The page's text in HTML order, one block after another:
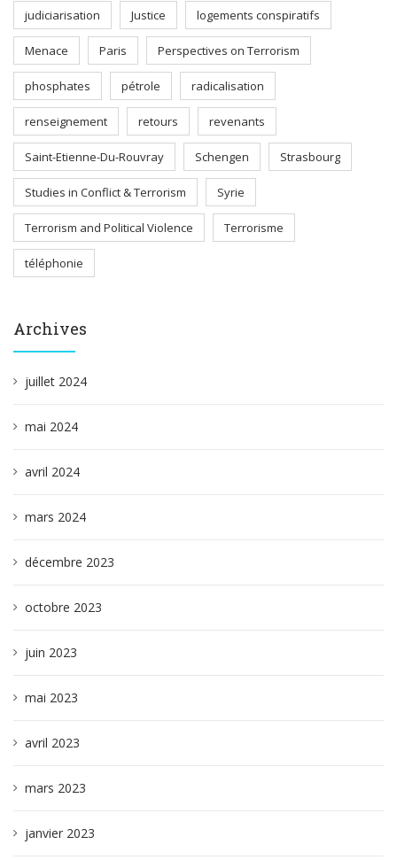
judiciarisation Justice logements conspiratifs
Menace Paris Perspectives on Terrorism
phosphates pétrole radicalisation
renseignement retours revenants
Saint-Etienne-Du-Rouvray Schengen Strasbourg
Studies in Conflict & Terrorism Syrie
Terrorism and Political Violence Terrorisme
téléphonie
Archives
juillet 2024
mai 2024
avril 2024
mars 2024
décembre 2023
octobre 2023
juin 2023
mai 2023
avril 2023
mars 2023
janvier 2023